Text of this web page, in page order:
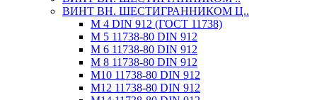
ВИНТ ВН. ШЕСТИГРАННИКОМ Ц..
М 4 DIN 912 (ГОСТ 11738)
М 5 11738-80 DIN 912
М 6 11738-80 DIN 912
М 8 11738-80 DIN 912
М10 11738-80 DIN 912
М12 11738-80 DIN 912